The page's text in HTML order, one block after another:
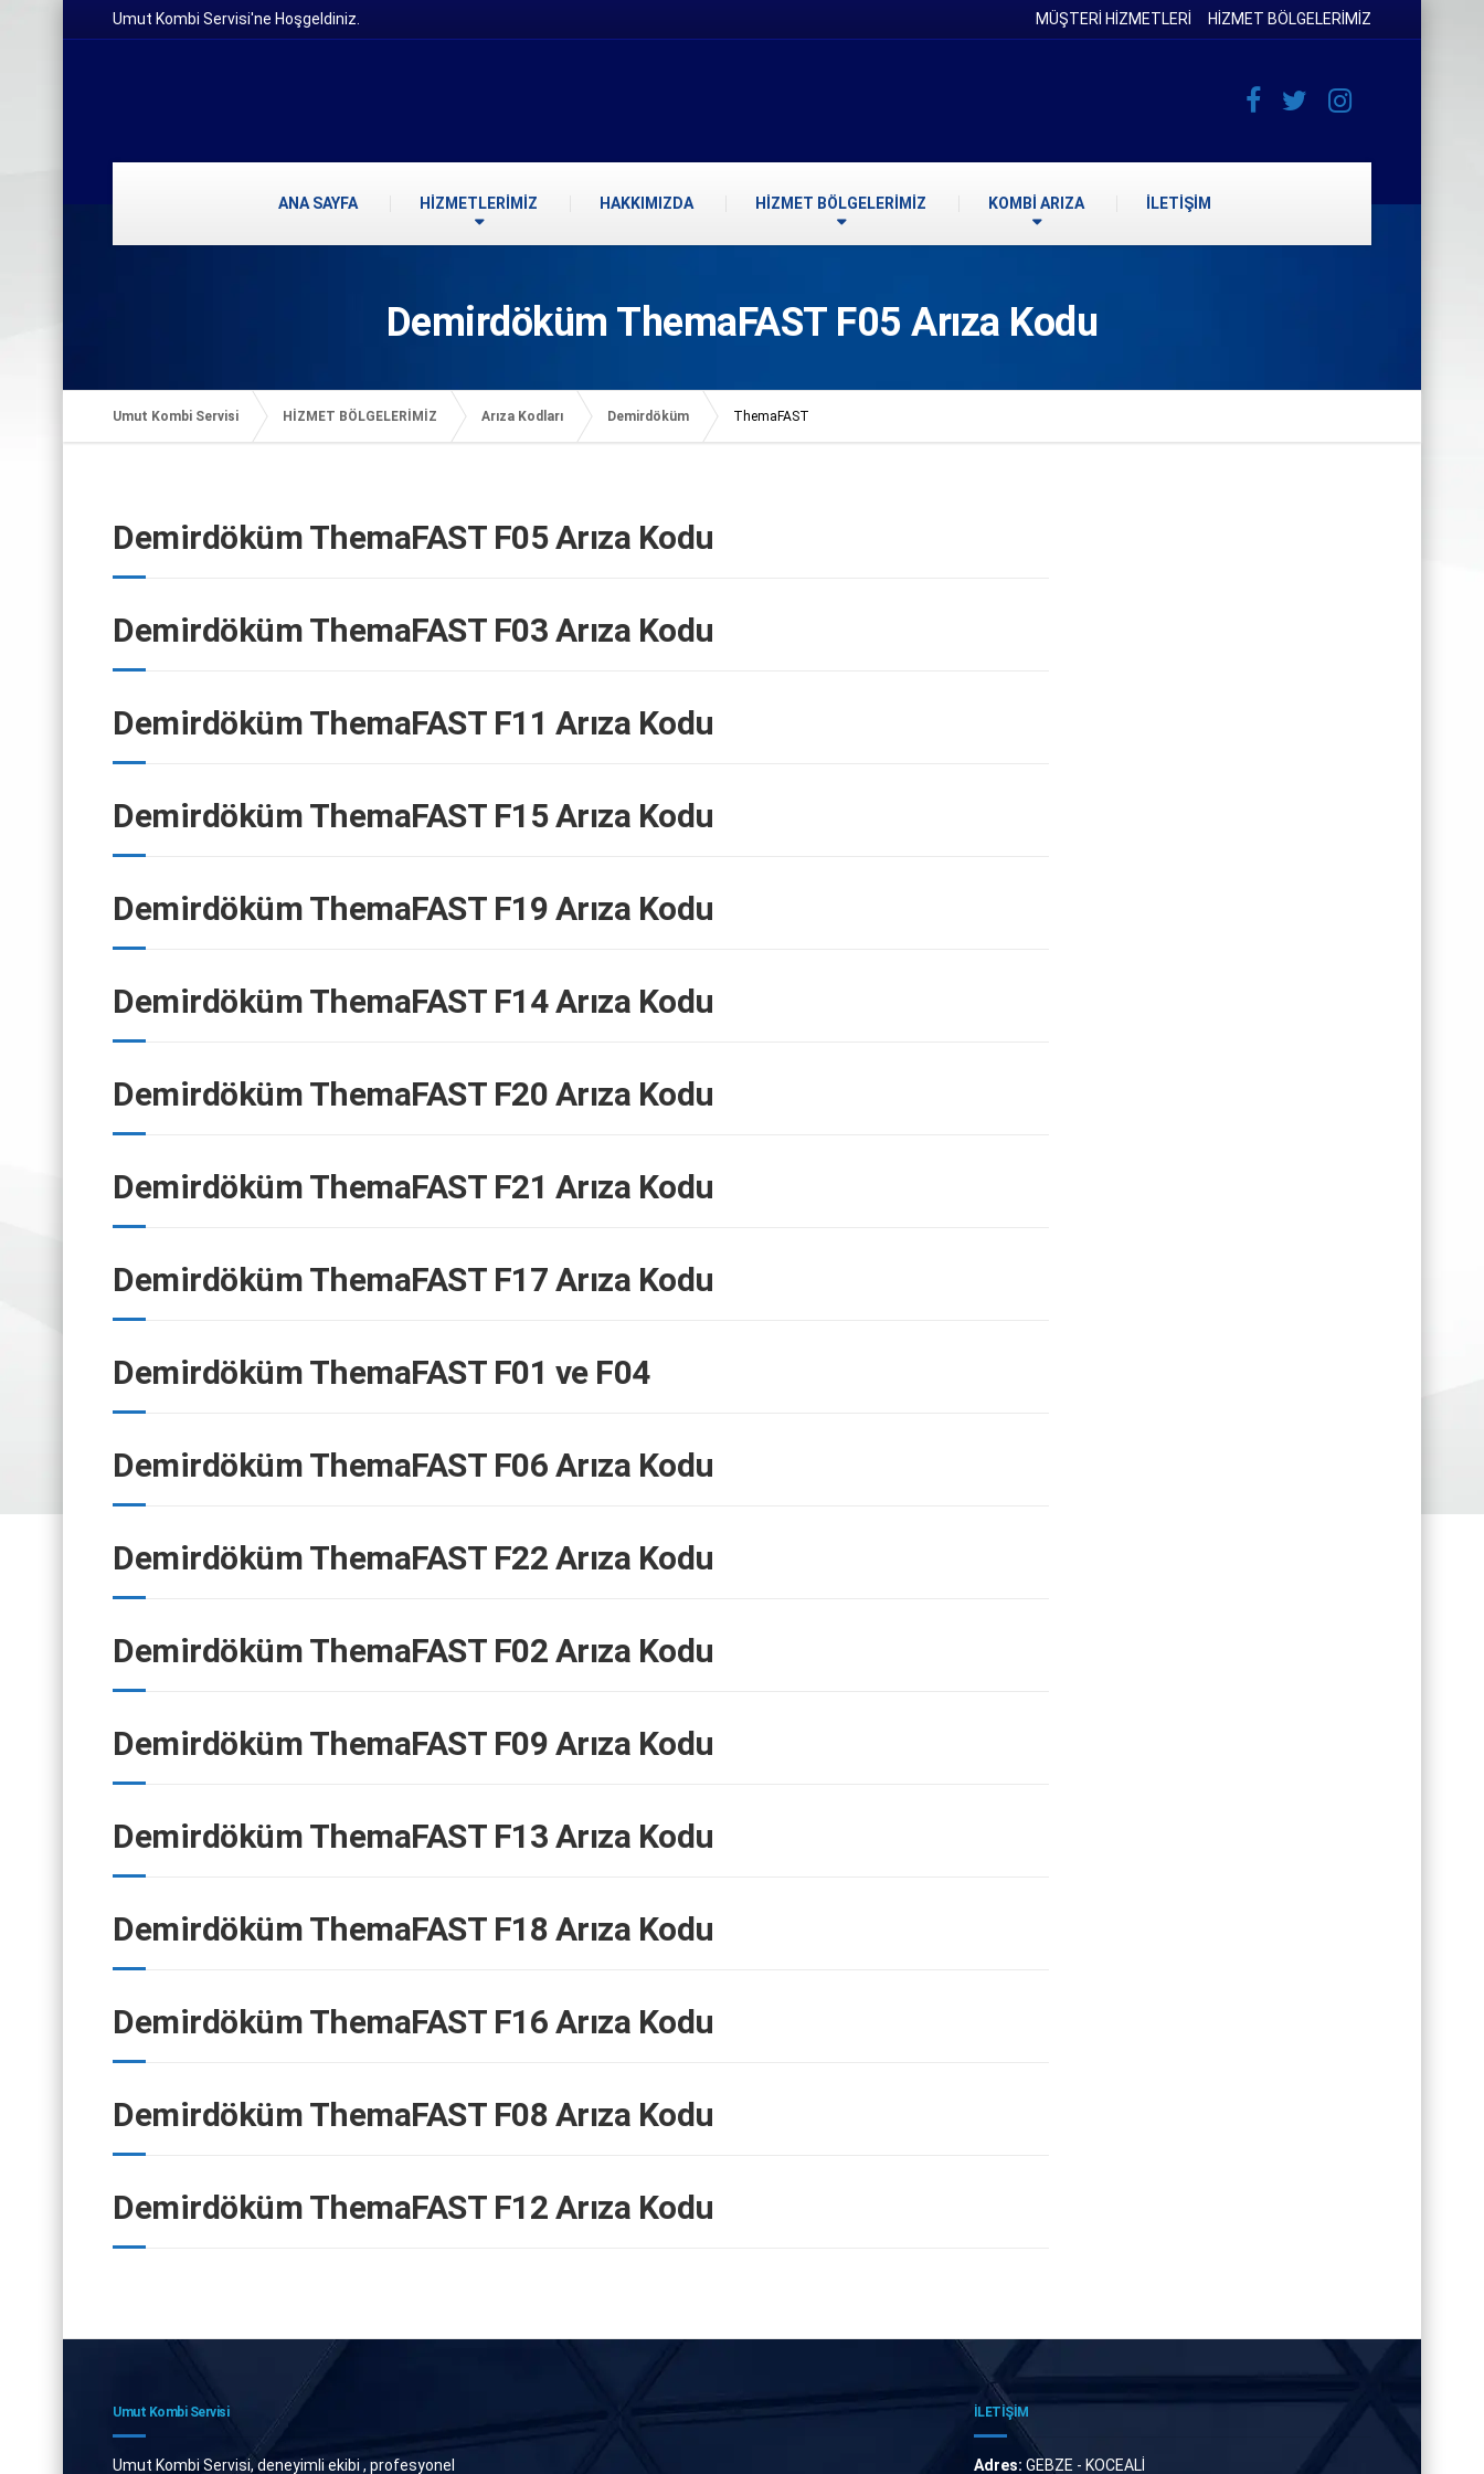
Umut Kombi Servisi'ne Hoşgeldiniz. MÜŞTERİ HİZMETLERİ HİZMET BÖLGELERİMİZ
ANA SAYFA HİZMETLERİMİZ HAKKIMIZDA HİZMET BÖLGELERİMİZ KOMBİ ARIZA İLETİŞİM
Demirdöküm ThemaFAST F05 Arıza Kodu
Umut Kombi Servisi HİZMET BÖLGELERİMİZ Arıza Kodları Demirdöküm ThemaFAST
Demirdöküm ThemaFAST F05 Arıza Kodu
Demirdöküm ThemaFAST F03 Arıza Kodu
Demirdöküm ThemaFAST F11 Arıza Kodu
Demirdöküm ThemaFAST F15 Arıza Kodu
Demirdöküm ThemaFAST F19 Arıza Kodu
Demirdöküm ThemaFAST F14 Arıza Kodu
Demirdöküm ThemaFAST F20 Arıza Kodu
Demirdöküm ThemaFAST F21 Arıza Kodu
Demirdöküm ThemaFAST F17 Arıza Kodu
Demirdöküm ThemaFAST F01 ve F04
Demirdöküm ThemaFAST F06 Arıza Kodu
Demirdöküm ThemaFAST F22 Arıza Kodu
Demirdöküm ThemaFAST F02 Arıza Kodu
Demirdöküm ThemaFAST F09 Arıza Kodu
Demirdöküm ThemaFAST F13 Arıza Kodu
Demirdöküm ThemaFAST F18 Arıza Kodu
Demirdöküm ThemaFAST F16 Arıza Kodu
Demirdöküm ThemaFAST F08 Arıza Kodu
Demirdöküm ThemaFAST F12 Arıza Kodu
Umut Kombi Servisi
Umut Kombi Servisi, deneyimli ekibi , profesyonel
İLETİŞİM
Adres: GEBZE - KOCEALİ